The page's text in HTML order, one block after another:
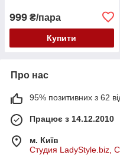
999 ₴/пара
Купити
Про нас
95% позитивних з 62
Працює з 14.12.2010
м. Київ
Студия LadyStyle.biz,